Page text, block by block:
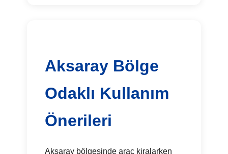
Aksaray Bölge
Odaklı Kullanım
Önerileri
Aksaray bölgesinde araç kiralarken